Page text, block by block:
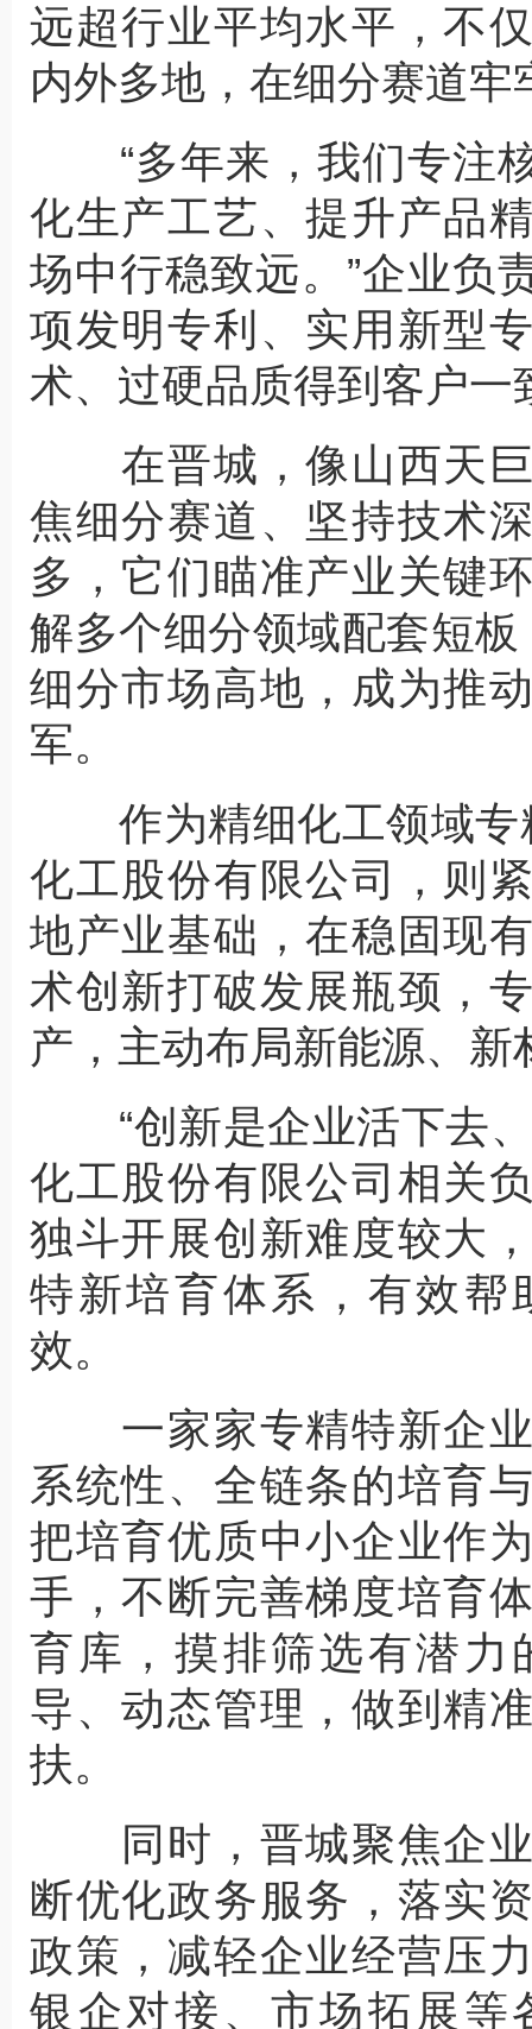
远超行业平均水平，不
内外多地，在细分赛道
“多年来，我们专注
化生产工艺、提升产品
场中行稳致远。”企业负
项发明专利、实用新型
术、过硬品质得到客户一
在晋城，像山西天巨
焦细分赛道、坚持技术
多，它们瞄准产业关键
解多个细分领域配套短板
细分市场高地，成为推
军。
作为精细化工领域专
化工股份有限公司，则
地产业基础，在稳固现
术创新打破发展瓶颈，
产，主动布局新能源、新
“创新是企业活下去、
化工股份有限公司相关
独斗开展创新难度较大
特新培育体系，有效帮
效。
一家家专精特新企业
系统性、全链条的培育
把培育优质中小企业作
手，不断完善梯度培育
育库，摸排筛选有潜力
导、动态管理，做到精
扶。
同时，晋城聚焦企业
断优化政务服务，落实
政策，减轻企业经营压
银企对接、市场拓展等